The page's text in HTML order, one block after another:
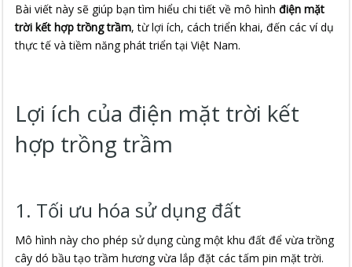
Bài viết này sẽ giúp bạn tìm hiểu chi tiết về mô hìnhđiện mặt
trời kết hợp trồng trầm, từ lợi ích, cách triển khai, đến các ví dụ
thực tế và tiềm năng phát triển tại Việt Nam.
Lợi ích của điện mặt trời kết
hợp trồng trầm
1. Tối ưu hóa sử dụng đất
Mô hình này cho phép sử dụng cùng một khu đất để vừa trồng
cây dó bầu tạo trầm hương vừa lắp đặt các tấm pin mặt trời.